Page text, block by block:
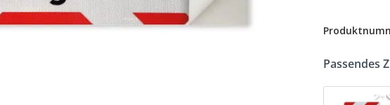
Passendes